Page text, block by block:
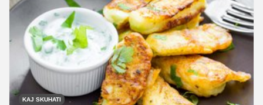
KAJ SKUHATI